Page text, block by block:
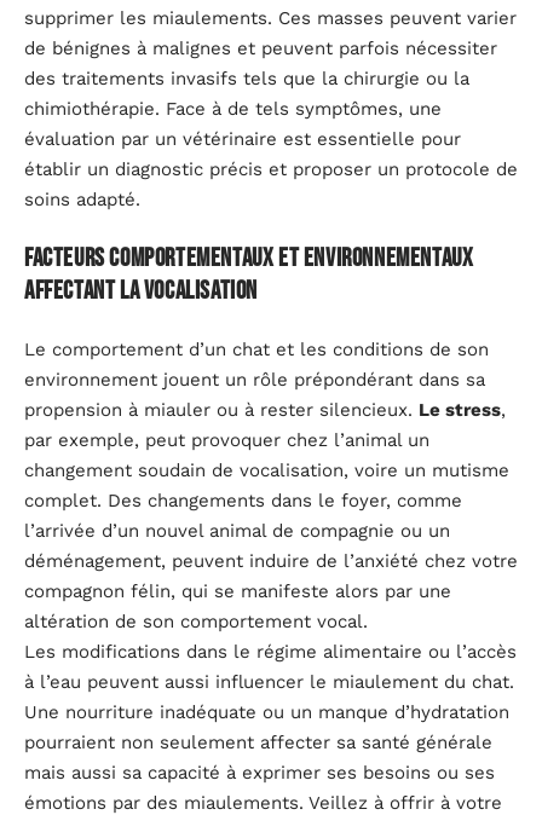
supprimer les miaulements. Ces masses peuvent varier
de bénignes à malignes et peuvent parfois nécessiter
des traitements invasifs tels que la chirurgie ou la
chimiothérapie. Face à de tels symptômes, une
évaluation par un vétérinaire est essentielle pour
établir un diagnostic précis et proposer un protocole de
soins adapté.
Facteurs comportementaux et environnementaux
affectant la vocalisation
Le comportement d’un chat et les conditions de son
environnement jouent un rôle prépondérant dans sa
propension à miauler ou à rester silencieux. Le stress,
par exemple, peut provoquer chez l’animal un
changement soudain de vocalisation, voire un mutisme
complet. Des changements dans le foyer, comme
l’arrivée d’un nouvel animal de compagnie ou un
déménagement, peuvent induire de l’anxiété chez votre
compagnon félin, qui se manifeste alors par une
altération de son comportement vocal.
Les modifications dans le régime alimentaire ou l’accès
à l’eau peuvent aussi influencer le miaulement du chat.
Une nourriture inadéquate ou un manque d’hydratation
pourraient non seulement affecter sa santé générale
mais aussi sa capacité à exprimer ses besoins ou ses
émotions par des miaulements. Veillez à offrir à votre